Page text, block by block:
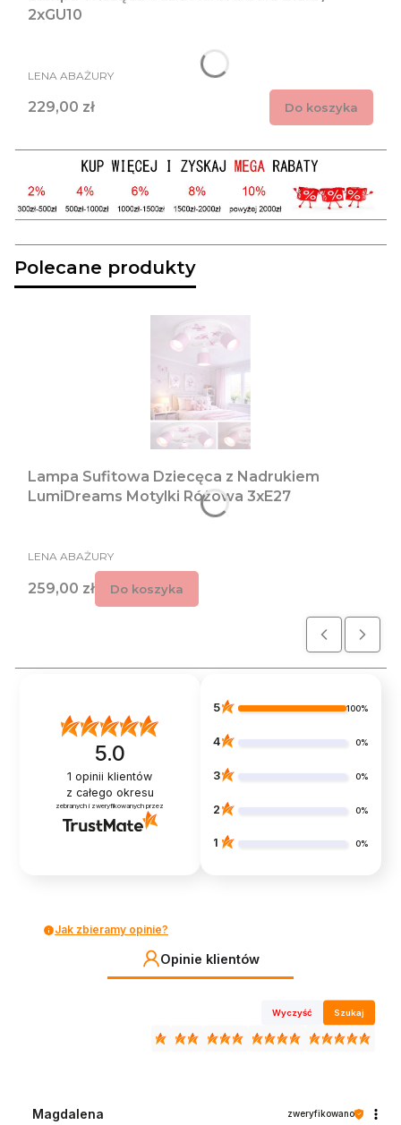
2xGU10
PRODUCENT
LENA ABAŻURY
Cena
229,00 zł Do koszyka
Polecane produkty
Lampa Sufitowa Dziecęca z Nadrukiem
LumiDreams Motylki Różowa 3xE27
PRODUCENT
LENA ABAŻURY
Cena
259,00 zł Do koszyka
5.0
1 opinii klientów
z całego okresu
zebranych i zweryfikowanych przez
5 100%
4 0%
3 0%
2 0%
1 0%
Jak zbieramy opinie?
Opinie klientów
Wyczyść Szukaj
Magdalena zweryfikowano